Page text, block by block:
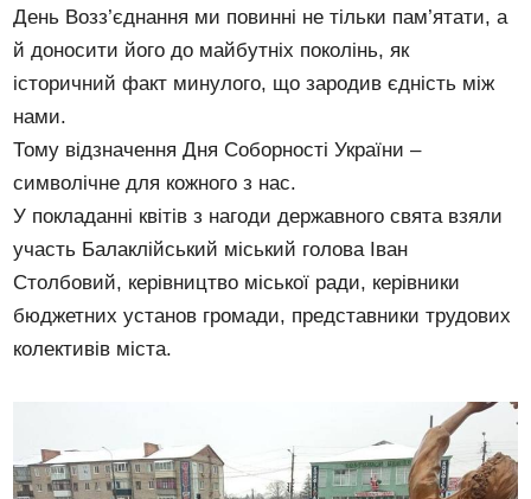
День Возз’єднання ми повинні не тільки пам’ятати, а
й доносити його до майбутніх поколінь, як
історичний факт минулого, що зародив єдність між
нами.
Тому відзначення Дня Соборності України –
символічне для кожного з нас.
У покладанні квітів з нагоди державного свята взяли
участь Балаклійський міський голова Іван
Столбовий, керівництво міської ради, керівники
бюджетних установ громади, представники трудових
колективів міста.